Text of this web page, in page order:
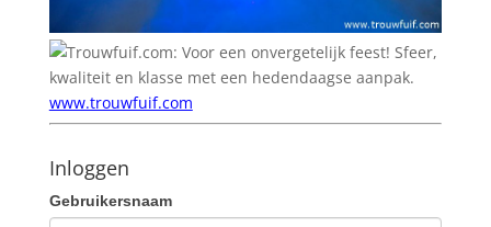
Sfeer,
kwaliteit en klasse met een hedendaagse aanpak.
www.trouwfuif.com
Inloggen
Gebruikersnaam